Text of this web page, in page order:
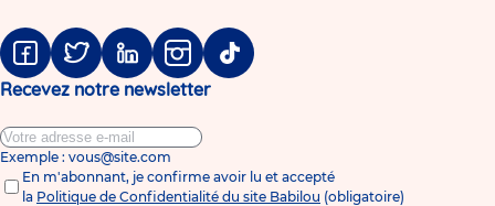
FacebookTwitter LinkedinInstagramTiktok
Recevez notre newsletter
Exemple : vous@site.com
En m'abonnant, je confirme avoir lu et accepté
la Politique de Confidentialité du site Babilou (obligatoire)